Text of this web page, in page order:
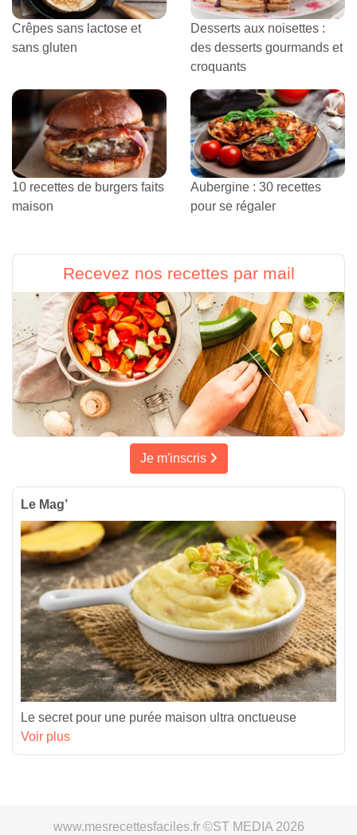
Crêpes sans lactose et
sans gluten
Desserts aux noisettes :
des desserts gourmands et
croquants
10 recettes de burgers faits
maison
Aubergine : 30 recettes
pour se régaler
Recevez nos recettes par mail
Je m'inscris
Le Mag’
Le secret pour une purée maison ultra onctueuse
Voir plus
www.mesrecettesfaciles.fr ©ST MEDIA 2026